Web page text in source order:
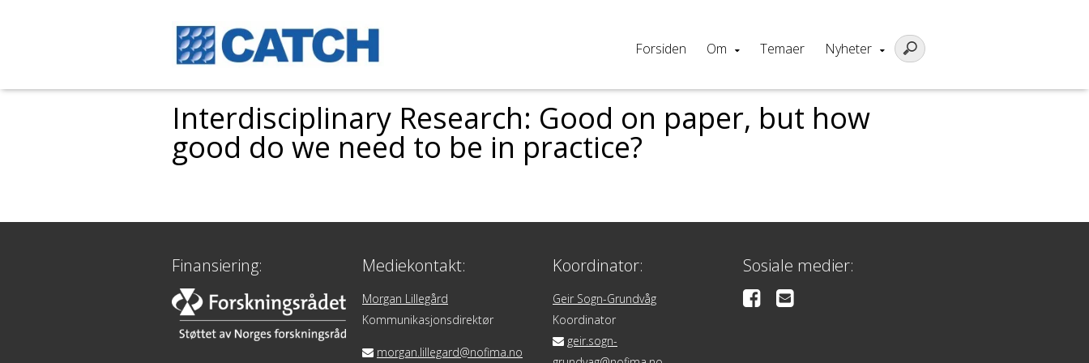
Forsiden Om Temaer Nyheter
Interdisciplinary Research: Good on paper, but how
good do we need to be in practice?
Finansiering: Mediekontakt:
Morgan Lillegård
Kommunikasjonsdirektør
morgan.lillegard@nofima.no
Koordinator:
Geir Sogn-Grundvåg
Koordinator
geir.sogn-
Sosiale medier: